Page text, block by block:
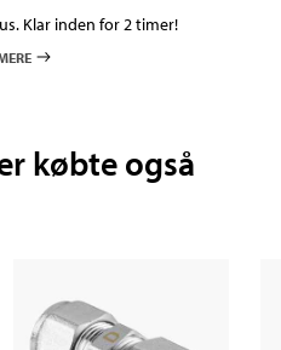
Klar inden for 2 timer!
købte også